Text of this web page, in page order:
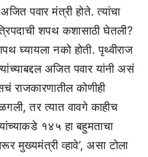
पवार मंत्री होते. त्यांचा
शपथ कशासाठी घेतली?
घ्यायला नको होती. पृथ्वीराज
अजित पवार यांनी असं
राजकारणातील कोणीही
तर त्यात वावगे काहीच
१४५ हा बहुमताचा
मुख्यमंत्री व्हावे’, असा टोला